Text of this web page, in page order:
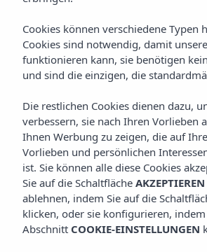
Ibiza Ibiza-Stadt
Vibra
Lage
Lage
Vibra Panoramic
Cookies können verschiedene Typen
Cookies sind notwendig, damit
funktionieren kann, sie benötigen
und sind die einzigen, die
Die restlichen Cookies dienen dazu,
verbessern, sie nach Ihren Vorlieben
Ihnen Werbung zu zeigen, die auf
Vorlieben und persönlichen
ist. Sie können alle diese Cookies
Sie auf die Schaltfläche AKZEPTIEREN
ablehnen, indem Sie auf die
klicken, oder sie konfigurieren, indem
Abschnitt COOKIE-EINSTELLUNGEN